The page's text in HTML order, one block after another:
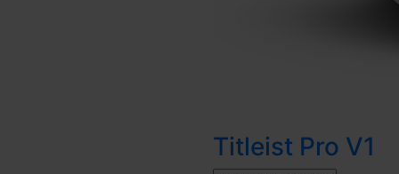
Titleist Pro V1